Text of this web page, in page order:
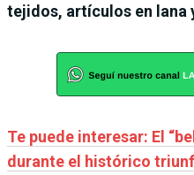
tejidos, artículos en lana
Te puede interesar: El
durante el histórico